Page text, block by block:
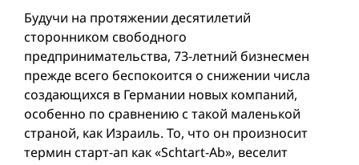
Будучи на протяжении десятилетий
сторонником свободного
предпринимательства, 73-летний бизнесмен
прежде всего беспокоится о снижении числа
создающихся в Германии новых компаний,
особенно по сравнению с такой маленькой
страной, как Израиль. То, что он произносит
термин старт-ап как «Schtart-Ab», веселит